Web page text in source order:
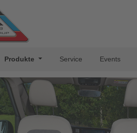
Produkte Service Events